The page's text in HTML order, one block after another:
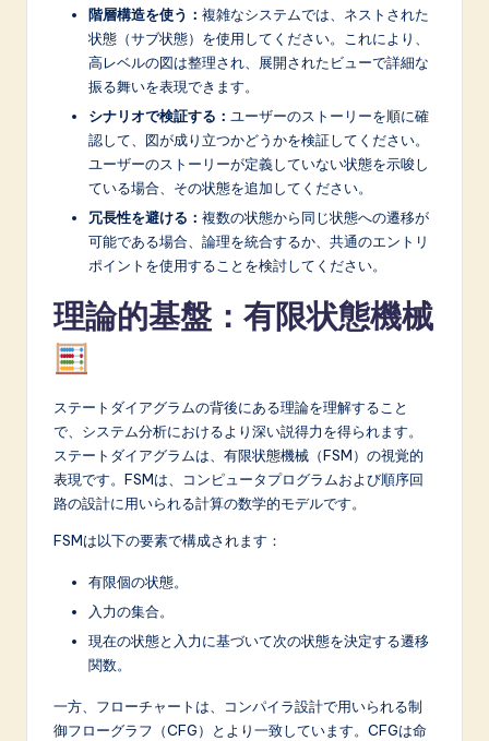
階層構造を使う： 複雑なシステムでは、ネストされた
状態（サブ状態）を使用してください。これにより、
高レベルの図は整理され、展開されたビューで詳細な
振る舞いを表現できます。
シナリオで検証する： ユーザーのストーリーを順に確
認して、図が成り立つかどうかを検証してください。
ユーザーのストーリーが定義していない状態を示唆し
ている場合、その状態を追加してください。
冗長性を避ける： 複数の状態から同じ状態への遷移が
可能である場合、論理を統合するか、共通のエントリ
ポイントを使用することを検討してください。
理論的基盤：有限状態機械
ステートダイアグラムの背後にある理論を理解すること
で、システム分析におけるより深い説得力を得られます。
ステートダイアグラムは、有限状態機械（FSM）の視覚的
表現です。FSMは、コンピュータプログラムおよび順序回
路の設計に用いられる計算の数学的モデルです。
FSMは以下の要素で構成されます：
有限個の状態。
入力の集合。
現在の状態と入力に基づいて次の状態を決定する遷移
関数。
一方、フローチャートは、コンパイラ設計で用いられる制
御フローグラフ（CFG）とより一致しています。CFGは命